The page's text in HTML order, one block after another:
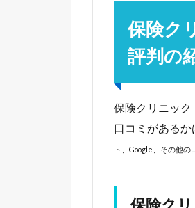
保険ク
評判の
保険クリニッ
口コミがあるか
ト、Google、その他の
保険ク